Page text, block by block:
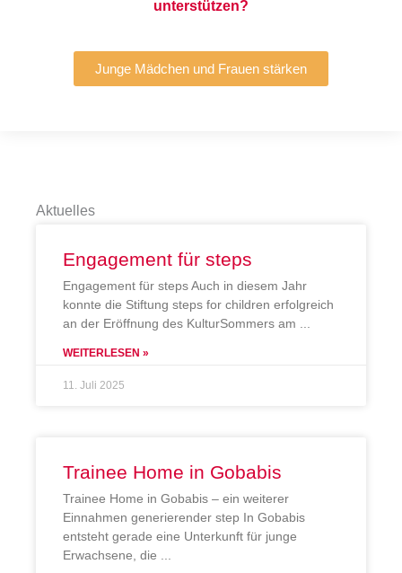
unterstützen?
Junge Mädchen und Frauen stärken
Aktuelles
Engagement für steps
Engagement für steps Auch in diesem Jahr
konnte die Stiftung steps for children erfolgreich
an der Eröffnung des KulturSommers am
WEITERLESEN »
11. Juli 2025
Trainee Home in Gobabis
Trainee Home in Gobabis – ein weiterer
Einnahmen generierender step In Gobabis
entsteht gerade eine Unterkunft für junge
Erwachsene, die